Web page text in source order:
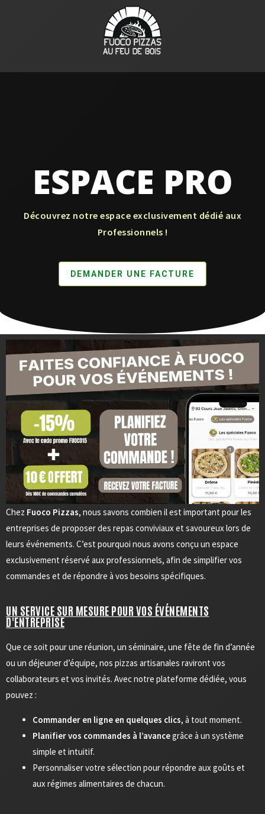
ESPACE PRO
Découvrez notre espace exclusivement dédié aux
Professionnels !
DEMANDER UNE FACTURE
Chez Fuoco Pizzas, nous savons combien il est important pour les
entreprises de proposer des repas conviviaux et savoureux lors de
leurs événements. C’est pourquoi nous avons conçu un espace
exclusivement réservé aux professionnels, afin de simplifier vos
commandes et de répondre à vos besoins spécifiques.
UN SERVICE SUR MESURE POUR VOS ÉVÉNEMENTS
D'ENTREPRISE
Que ce soit pour une réunion, un séminaire, une fête de fin d’année
ou un déjeuner d’équipe, nos pizzas artisanales raviront vos
collaborateurs et vos invités. Avec notre plateforme dédiée, vous
pouvez :
Commander en ligne en quelques clics, à tout moment.
Planifier vos commandes à l’avancegrâce à un système
simple et intuitif.
Personnaliser votre sélection pour répondre aux goûts et
aux régimes alimentaires de chacun.